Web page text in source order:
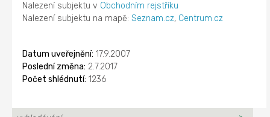
Nalezení subjektu v Obchodním rejstříku
Nalezení subjektu na mapě: Seznam.cz, Centrum.cz
Datum uveřejnění: 17.9.2007
Poslední změna: 2.7.2017
Počet shlédnutí: 1236